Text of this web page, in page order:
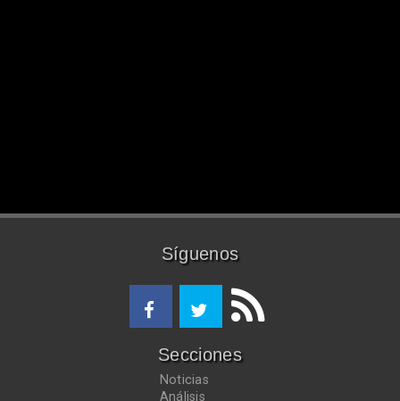
Síguenos
Secciones
Noticias
Análisis